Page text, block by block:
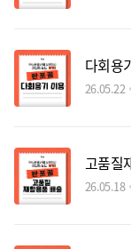
다회용
26.05.22
고품질
26.05.18